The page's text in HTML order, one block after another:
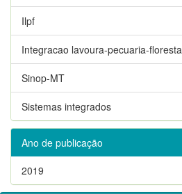
Ilpf
Integracao lavoura-pecuaria-floresta
Sinop-MT
Sistemas integrados
Ano de publicação
2019